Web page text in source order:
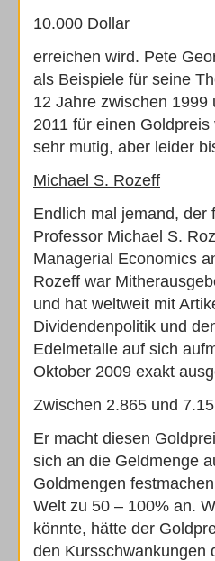
10.000 Dollar
erreichen wird. Pete
als Beispiele für seine
12 Jahre zwischen 1999
2011 für einen
sehr mutig, aber leider
Michael S. Rozeff
Endlich mal jemand, der
Professor Michael S.
Managerial Economics
Rozeff war
und hat weltweit mit
Dividendenpolitik und
Edelmetalle auf sich
Oktober 2009 exakt
Zwischen 2.865 und
Er macht diesen
sich an die Geldmenge
Goldmengen
Welt zu 50 – 100% an.
könnte, hätte der
den Kursschwankungen